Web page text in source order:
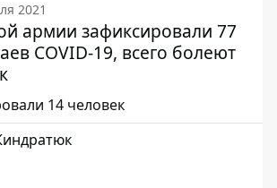
2021
армии зафиксировали 77
COVID-19, всего болеют
14 человек